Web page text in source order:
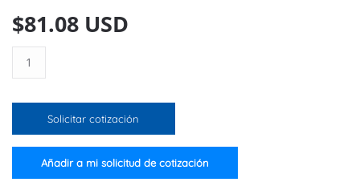
$81.08 USD
/
HI983301,
HI983303
Solicitar cotización
Añadir a mi solicitud de cotización